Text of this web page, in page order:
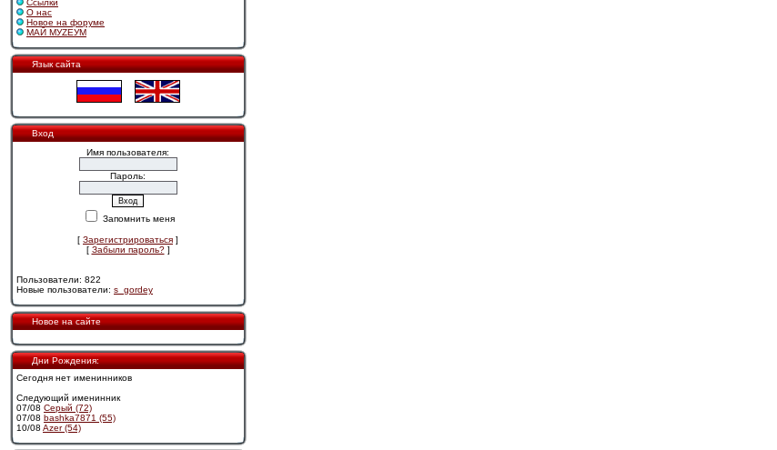
Ссылки
О нас
Новое на форуме
МАЙ МУZЕУМ
Язык сайта
Вход
Имя пользователя:
Пароль:
Запомнить меня
[ Зарегистрироваться ]
[ Забыли пароль?]
Пользователи: 822
Новые пользователи: s_gordey
Новое на сайте
Дни Рождения:
Сегодня нет именинников
Следующий именинник
07/08 Cерый (72)
07/08 bashka7871 (55)
10/08 Azer (54)